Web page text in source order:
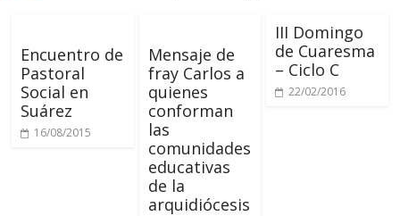
Encuentro de
Pastoral
Social en
Suárez
16/08/2015
Mensaje de
fray Carlos a
quienes
conforman
las
comunidades
educativas
de la
arquidiócesis
III Domingo
de Cuaresma
– Ciclo C
22/02/2016